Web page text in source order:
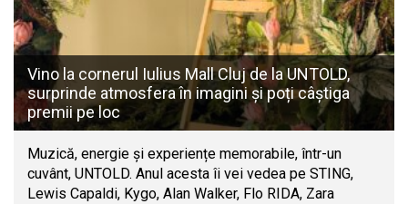
Vino la cornerul Iulius Mall Cluj de la UNTOLD,
surprinde atmosfera în imagini și poți câștiga
premii pe loc
Muzică, energie și experiențe memorabile, într-un
cuvânt, UNTOLD. Anul acesta îi vei vedea pe STING,
Lewis Capaldi, Kygo, Alan Walker, Flo RIDA, Zara